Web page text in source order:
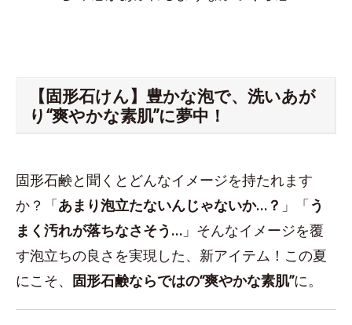
【固形石けん】豊かな泡で、洗いあが
り“爽やかな素肌”に夢中！
固形石鹸と聞くとどんなイメージを持たれます
か？「あまり泡立たないんじゃないか…？ 」「う
まく汚れが落ちなさそう… 」そんなイメージを覆
す泡立ちの良さを実現した、新アイテム！この夏
にこそ、 固形石鹸ならではの“爽やかな素肌”に。